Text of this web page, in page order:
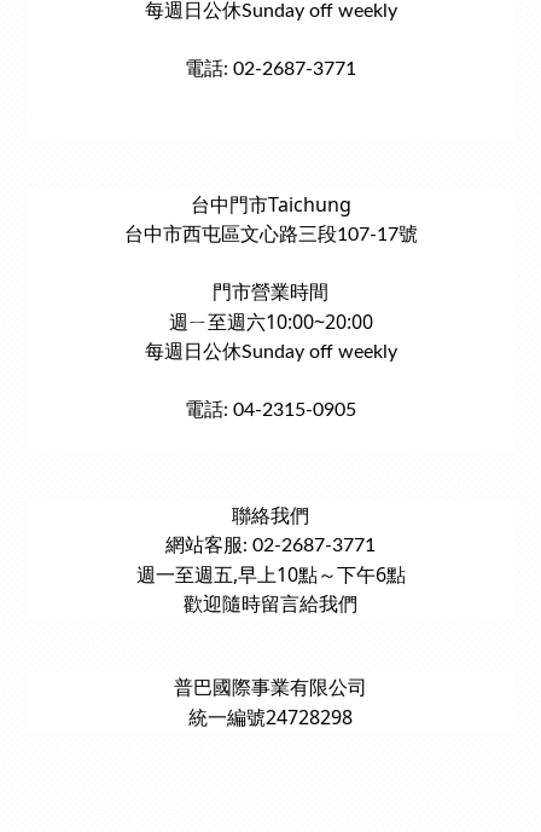
每週日公休Sunday off weekly
電話: 02-2687-3771
台中門市Taichung
台中市西屯區文心路三段107-17號
門市營業時間
週ㄧ至週六10:00~20:00
每週日公休Sunday off weekly
電話: 04-2315-0905
聯絡我們
網站客服: 02-2687-3771
週一至週五,早上10點～下午6點
歡迎隨時留言給我們
普巴國際事業有限公司
統一編號24728298